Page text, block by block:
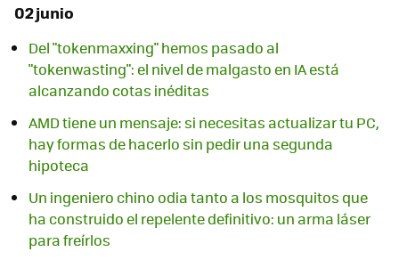
02 junio
Del "tokenmaxxing" hemos pasado al
"tokenwasting": el nivel de malgasto en IA está
alcanzando cotas inéditas
AMD tiene un mensaje: si necesitas actualizar tu PC,
hay formas de hacerlo sin pedir una segunda
hipoteca
Un ingeniero chino odia tanto a los mosquitos que
ha construido el repelente definitivo: un arma láser
para freírlos